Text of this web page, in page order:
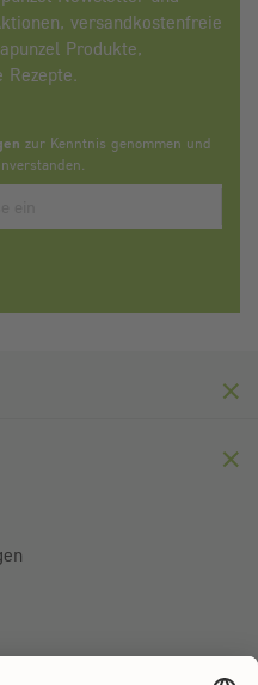
versandkostenfreie
Produkte,
Rezepte.
zur Kenntnis genommen und
bitte E-Mail Adresse